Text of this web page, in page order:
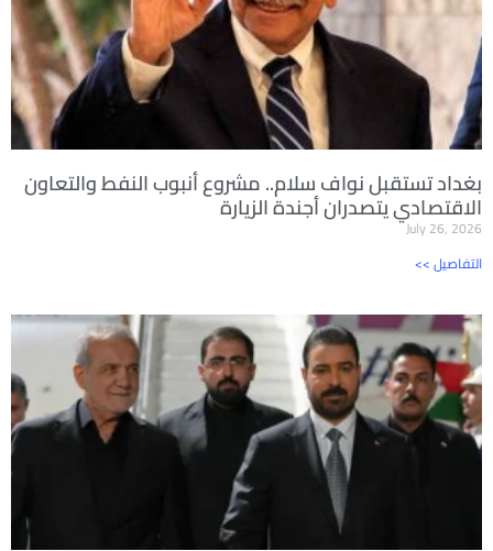
بغداد تستقبل نواف سلام.. مشروع أنبوب النفط والتعاون
الاقتصادي يتصدران أجندة الزيارة
July 26, 2026
<< التفاصيل